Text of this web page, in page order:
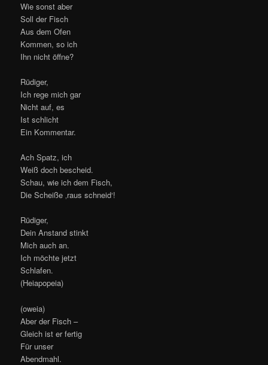
Wie sonst aber
Soll der Fisch
Aus dem Ofen
Kommen, so ich
Ihn nicht öffne?
Rüdiger,
Ich rege mich gar
Nicht auf, es
Ist schlicht
Ein Kommentar.
Ach Spatz, ich
Weiß doch bescheid.
Schau, wie ich dem Fisch,
Die Scheiße ‚raus schneid‘!
Rüdiger,
Dein Anstand stinkt
Mich auch an.
Ich möchte jetzt
Schlafen.
(Heiapopeia)
(oweia)
Aber der Fisch –
Gleich ist er fertig
Für unser
Abendmahl.